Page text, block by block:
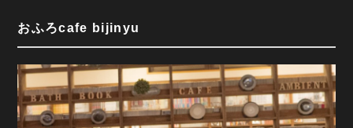
おふろcafe bijinyu